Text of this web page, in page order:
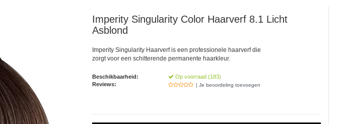
Imperity Singularity Color Haarverf 8.1 Licht
Asblond
Imperity Singularity Haarverf is een professionele haarverf die
zorgt voor een schitterende permanente haarkleur.
Beschikbaarheid:
Op voorraad (183)
Reviews:
| Je beoordeling toevoegen